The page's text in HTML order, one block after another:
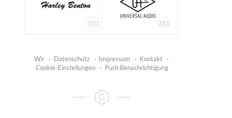
310 281
Wir · Datenschutz · Impressum · Kontakt
·
Cookie-Einstellungen
· Push Benachrichtigung